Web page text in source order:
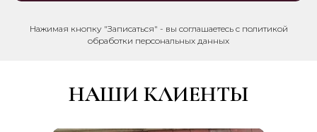
Нажимая кнопку "Записаться" - вы соглашаетесь с политикой
обработки персональных данных
НАШИ КЛИЕНТЫ